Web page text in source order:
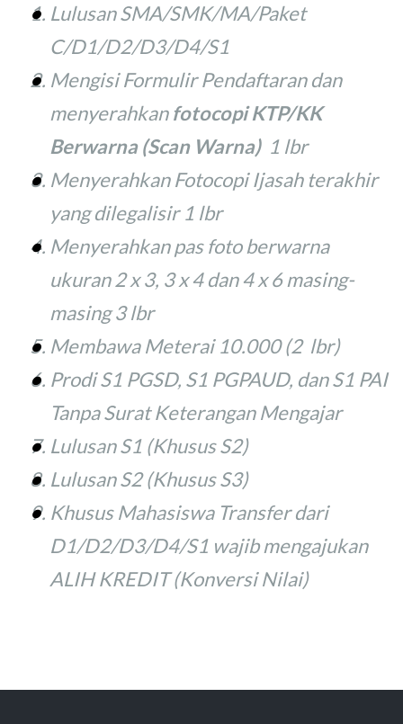
Lulusan SMA/SMK/MA/Paket
C/D1/D2/D3/D4/S1
Mengisi Formulir Pendaftaran dan
menyerahkanfotocopi KTP/KK
Berwarna (Scan Warna)1 lbr
Menyerahkan Fotocopi Ijasah terakhir
yang dilegalisir 1 lbr
Menyerahkan pas foto berwarna
ukuran 2 x 3, 3 x 4 dan 4 x 6 masing-
masing 3 lbr
Membawa Meterai 10.000 (2 lbr)
Prodi S1 PGSD, S1 PGPAUD, dan S1 PAI
Tanpa Surat Keterangan Mengajar
Lulusan S1 (Khusus S2)
Lulusan S2 (Khusus S3)
Khusus Mahasiswa Transfer dari
D1/D2/D3/D4/S1 wajib mengajukan
ALIH KREDIT (Konversi Nilai)